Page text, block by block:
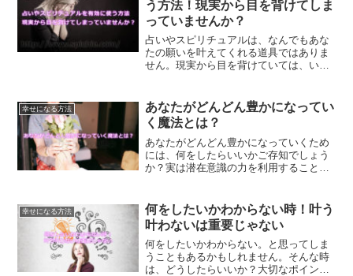
う方法！現実から目を背けてしま
っていませんか？
占いやスピリチュアルは、なんでもあな
たの願いを叶えてくれる道具ではありま
せん。現実から目を背けていては、いつ
ご紹介します。
幸せになる方法
あなたがどんどん豊かになってい
く魔法とは？
あなたがどんどん豊かになっていくため
には、何をしたらいいかご存知でしょう
か？実は潜在意識の力を利用すること
幸せになる方法
何をしたいかわからない時！叶う
叶わないは重要じゃない
何をしたいかわからない。と思ってしま
うこともあるかもしれません。そんな時
は、どうしたらいいか？大切なポイント